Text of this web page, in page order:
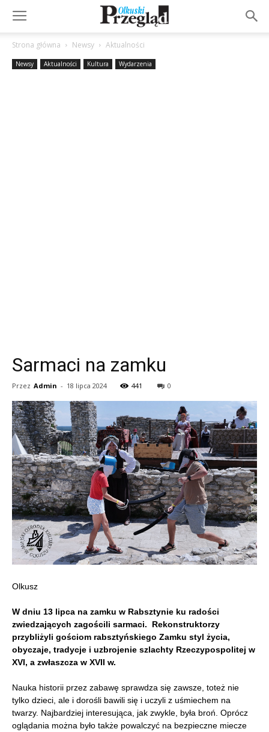
Strona główna Newsy Aktualności
Newsy Aktualności Kultura Wydarzenia
Sarmaci na zamku
Przez Admin - 18 lipca 2024 441 0
Olkusz
W dniu 13 lipca na zamku w Rabsztynie ku radości
zwiedzających zagościli sarmaci.
Rekonstruktorzy
przybliżyli gościom rabsztyńskiego Zamku styl życia,
obyczaje, tradycje i uzbrojenie szlachty Rzeczypospolitej w
XVI, a zwłaszcza w XVII w.
Nauka historii przez zabawę sprawdza się zawsze, toteż nie
tylko dzieci, ale i dorośli bawili się i uczyli z uśmiechem na
twarzy. Najbardziej interesująca, jak zwykle, była broń. Oprócz
oglądania można było także powalczyć na bezpieczne miecze